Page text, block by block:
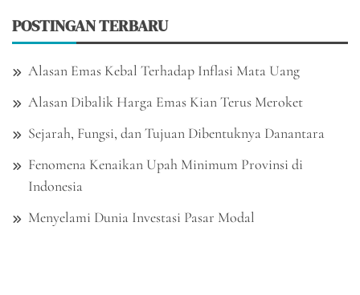
POSTINGAN TERBARU
Alasan Emas Kebal Terhadap Inflasi Mata Uang
Alasan Dibalik Harga Emas Kian Terus Meroket
Sejarah, Fungsi, dan Tujuan Dibentuknya Danantara
Fenomena Kenaikan Upah Minimum Provinsi di
Indonesia
Menyelami Dunia Investasi Pasar Modal